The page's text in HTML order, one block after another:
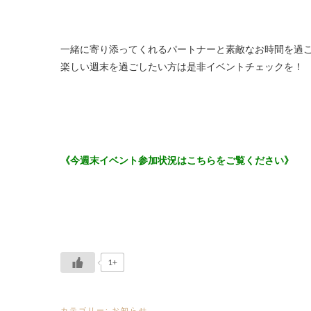
一緒に寄り添ってくれるパートナーと素敵なお時間を過ご
楽しい週末を過ごしたい方は是非イベントチェックを！
《今週末イベント参加状況はこちらをご覧ください》
1+